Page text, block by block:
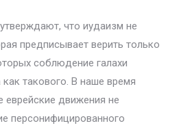
что иудаизм не
предписывает верить только
соблюдение галахи
такового. В наше время
еврейские движения не
персонифицированного